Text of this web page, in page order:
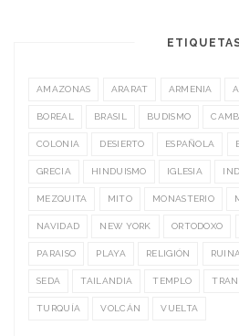
AMAZONAS ARARAT ARMENIA
BOREAL BRASIL BUDISMO
COLONIA DESIERTO ESPAÑOLA
GRECIA HINDUISMO IGLESIA
MEZQUITA MITO MONASTERIO
NAVIDAD NEW YORK ORTODOXO
PARAISO PLAYA RELIGIÓN
SEDA TAILANDIA TEMPLO
TURQUÍA VOLCÁN VUELTA